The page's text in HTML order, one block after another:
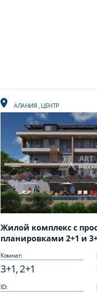
АЛАНИЯ, ЦЕНТР
Жилой комплекс с
планировками 2+1 и
Комнат:
3+1, 2+1
ID: